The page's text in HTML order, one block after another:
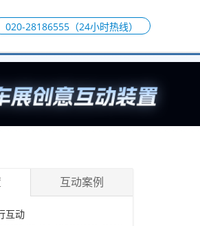
020-28186555（24小时热线）
互动案例
互动